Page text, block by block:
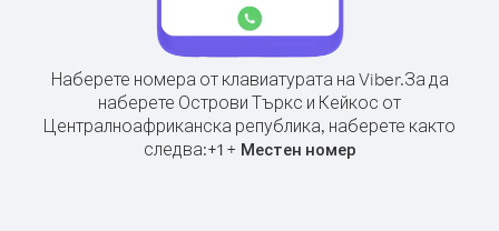
Наберете номера от клавиатурата на Viber.За да
наберете Острови Търкс и Кейкос от
Централноафриканска република, наберете както
следва:+1+ Местен номер